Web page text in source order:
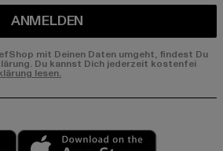
ANMELDEN
mit Deinen Daten umgeht, findest Du
Du kannst Dich jederzeit kostenfei
lesen.
Play market